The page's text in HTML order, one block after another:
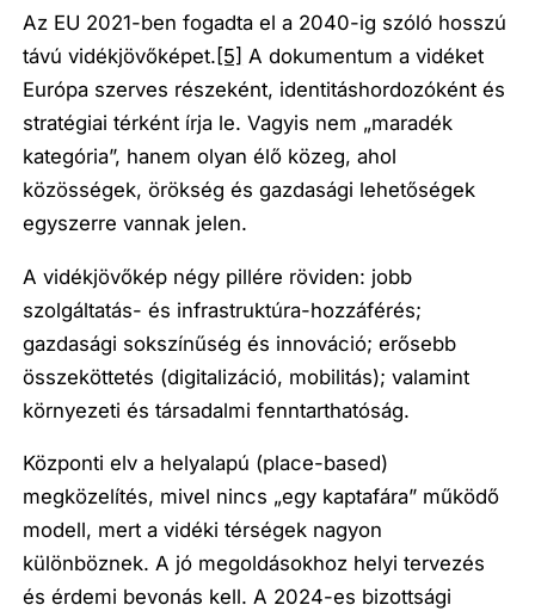
Az EU 2021-ben fogadta el a 2040-ig szóló hosszú
távú vidékjövőképet. [5] A dokumentum a vidéket
Európa szerves részeként, identitáshordozóként és
stratégiai térként írja le. Vagyis nem „maradék
kategória”, hanem olyan élő közeg, ahol
közösségek, örökség és gazdasági lehetőségek
egyszerre vannak jelen.
A vidékjövőkép négy pillére röviden: jobb
szolgáltatás- és infrastruktúra-hozzáférés;
gazdasági sokszínűség és innováció; erősebb
összeköttetés (digitalizáció, mobilitás); valamint
környezeti és társadalmi fenntarthatóság.
Központi elv a helyalapú (place-based)
megközelítés, mivel nincs „egy kaptafára” működő
modell, mert a vidéki térségek nagyon
különböznek. A jó megoldásokhoz helyi tervezés
és érdemi bevonás kell. A 2024-es bizottsági